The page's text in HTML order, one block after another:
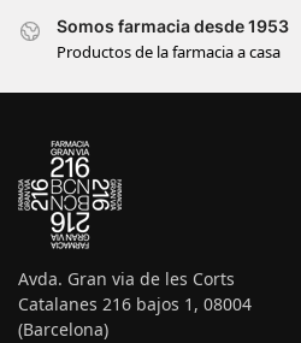
Somos farmacia desde 1953
Productos de la farmacia a casa
Avda. Gran via de les Corts
Catalanes 216 bajos 1, 08004
(Barcelona)